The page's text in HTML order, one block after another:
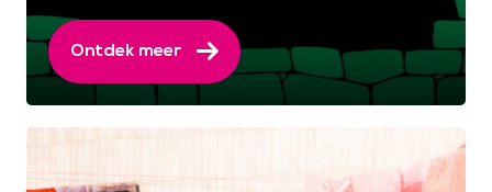
Ontdek meer